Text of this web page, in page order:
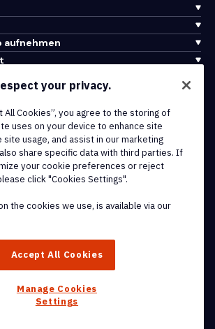
aufnehmen
Richtlinien
Inc. oder seinen verbundenen
your privacy.
All Cookies”, you agree to the storing of
uses on your device to enhance site
site usage, and assist in our marketing
share specific data with third parties. If
your cookie preferences or reject
click "Cookies Settings".
the cookies we use, is available via our
Accept All Cookies
Manage Cookies
Settings